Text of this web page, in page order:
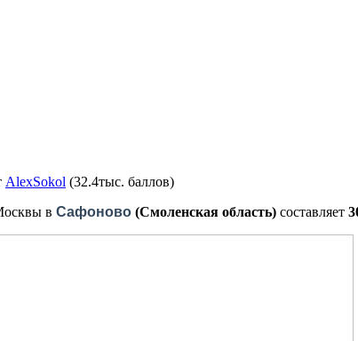
AlexSokol (32.4тыс. баллов)
в Сафоново (Смоленская область) составляет